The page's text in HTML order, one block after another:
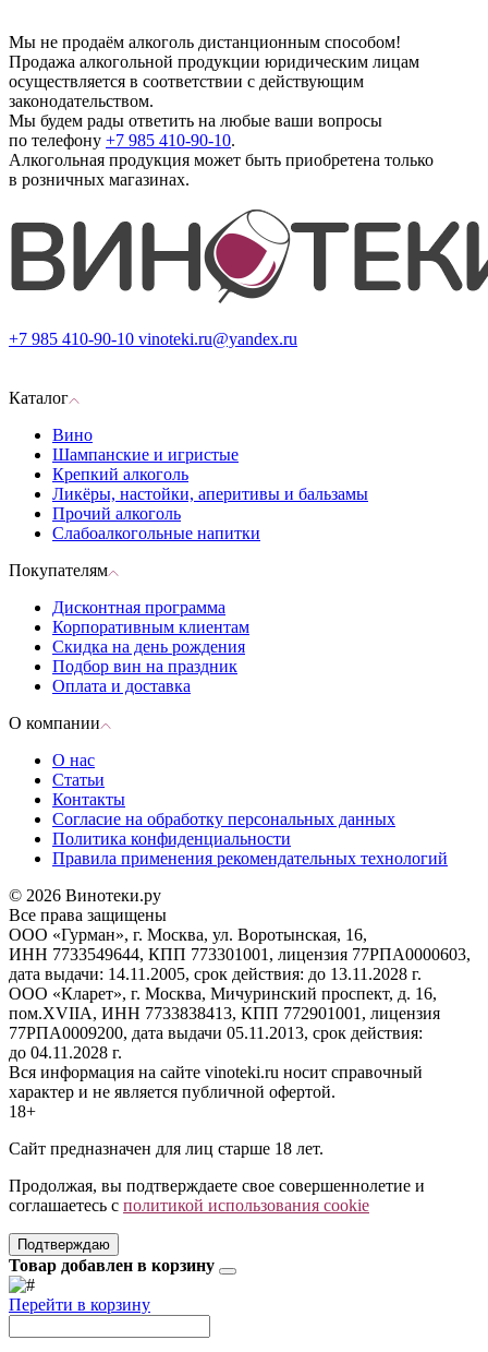
Мы не продаём алкоголь дистанционным способом!
Продажа алкогольной продукции юридическим лицам
осуществляется в соответствии с действующим
законодательством.
Мы будем рады ответить на любые ваши вопросы
по телефону +7 985 410-90-10.
Алкогольная продукция может быть приобретена только
в розничных магазинах.
+7 985 410-90-10 vinoteki.ru@yandex.ru
Каталог
Вино
Шампанские и игристые
Крепкий алкоголь
Ликёры, настойки, аперитивы и бальзамы
Прочий алкоголь
Слабоалкогольные напитки
Покупателям
Дисконтная программа
Корпоративным клиентам
Скидка на день рождения
Подбор вин на праздник
Оплата и доставка
О компании
О нас
Статьи
Контакты
Согласие на обработку персональных данных
Политика конфиденциальности
Правила применения рекомендательных технологий
© 2026 Винотеки.ру
Все права защищены
ООО «Гурман», г. Москва, ул. Воротынская, 16,
ИНН 7733549644, КПП 773301001, лицензия 77РПА0000603,
дата выдачи: 14.11.2005, срок действия: до 13.11.2028 г.
ООО «Кларет», г. Москва, Мичуринский проспект, д. 16,
пом.XVIIA, ИНН 7733838413, КПП 772901001, лицензия
77РПА0009200, дата выдачи 05.11.2013, срок действия:
до 04.11.2028 г.
Вся информация на сайте vinoteki.ru носит справочный
характер и не является публичной офертой.
18+
Сайт предназначен для лиц старше 18 лет.
Продолжая, вы подтверждаете свое совершеннолетие и
соглашаетесь с политикой использования cookie
Подтверждаю
Товар добавлен в корзину
Перейти в корзину